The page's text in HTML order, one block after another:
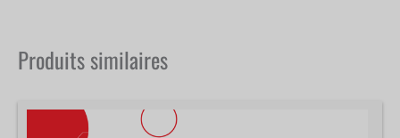
Produits similaires